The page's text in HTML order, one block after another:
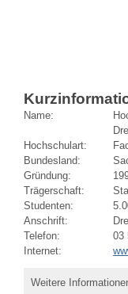
Name:
Hochschulart:
Bundesland:
Gründung:
Trägerschaft:
Studenten:
Anschrift:
Telefon:
03
Internet:
Weitere